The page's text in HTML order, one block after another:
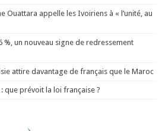
Ouattara appelle les Ivoiriens à « l’unité, au
%, un nouveau signe de redressement
attire davantage de français que le Maroc
que prévoit la loi française ?